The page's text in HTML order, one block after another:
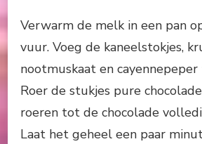
Verwarm de melk in een pan
vuur. Voeg de kaneelstokjes,
nootmuskaat en cayennepeper
Roer de stukjes pure
roeren tot de chocolade
Laat het geheel een paar